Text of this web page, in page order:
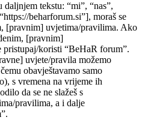
tekstu: “mi”, “nas”,
beharforum.si”], moraš se
[pravnim] uvjetima/pravilima. Ako
[pravnim]
koristi “BeHaR forum”.
uvjete/pravila možemo
obavještavamo samo
s vremena na vrijeme ih
da se ne slažeš s
pravilima, a i dalje